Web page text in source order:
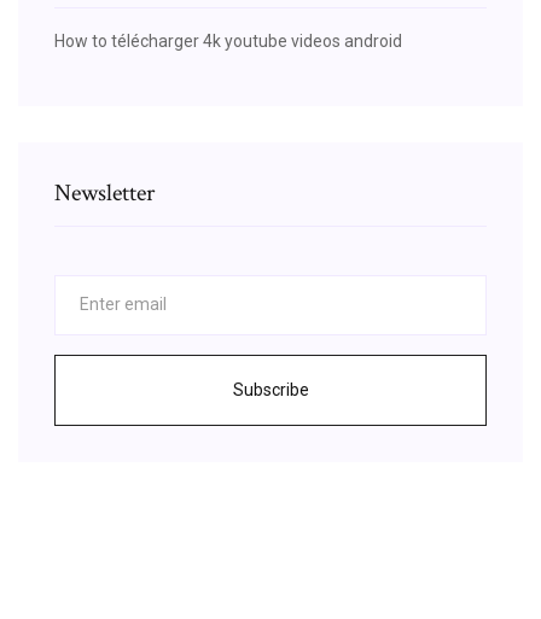
How to télécharger 4k youtube videos android
Newsletter
Subscribe